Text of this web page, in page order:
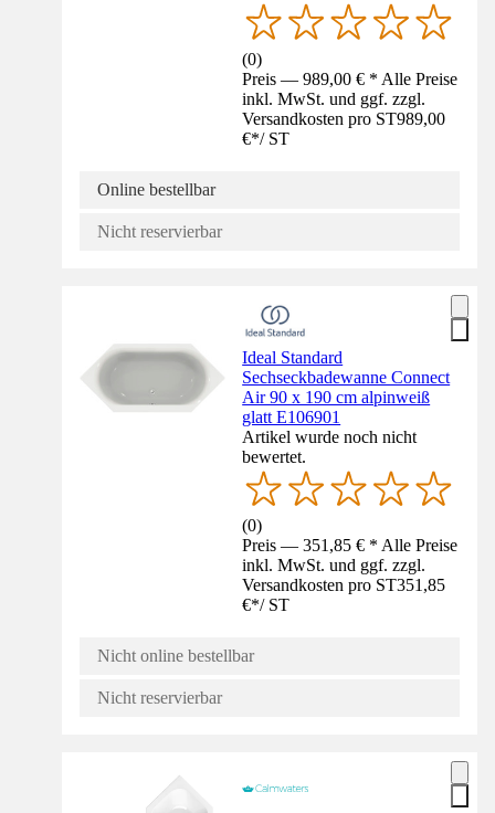
(0)
Preis — 989,00 € * Alle Preise
inkl. MwSt. und ggf. zzgl.
Versandkosten pro ST989,00
€*/ ST
Online bestellbar
Nicht reservierbar
Ideal Standard
Sechseckbadewanne Connect
Air 90 x 190 cm alpinweiß
glatt E106901
Artikel wurde noch nicht
bewertet.
(0)
Preis — 351,85 € * Alle Preise
inkl. MwSt. und ggf. zzgl.
Versandkosten pro ST351,85
€*/ ST
Nicht online bestellbar
Nicht reservierbar